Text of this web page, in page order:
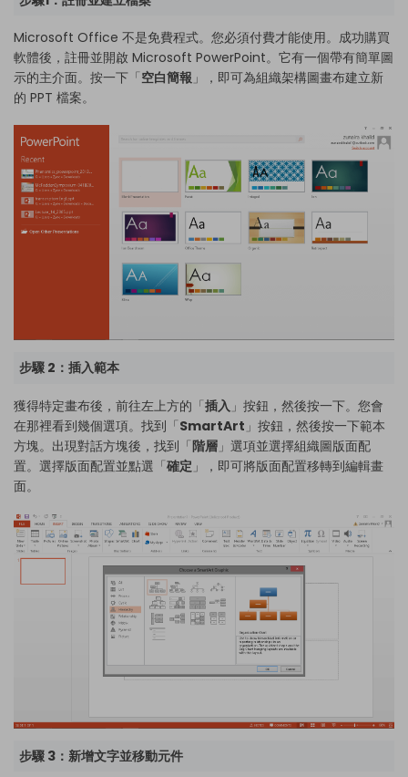
Microsoft Office 不是免費程式。您必須付費才能使用。成功購買
軟體後，註冊並開啟 Microsoft PowerPoint。它有一個帶有簡單圖
示的主介面。按一下「空白簡報 」，即可為組織架構圖畫布建立新
的 PPT 檔案。
步驟 2：插入範本
獲得特定畫布後，前往左上方的「插入 」按鈕，然後按一下。您會
在那裡看到幾個選項。找到「SmartArt 」按鈕，然後按一下範本
方塊。出現對話方塊後，找到「階層 」選項並選擇組織圖版面配
置。選擇版面配置並點選「確定 」，即可將版面配置移轉到編輯畫
面。
步驟 3：新增文字並移動元件